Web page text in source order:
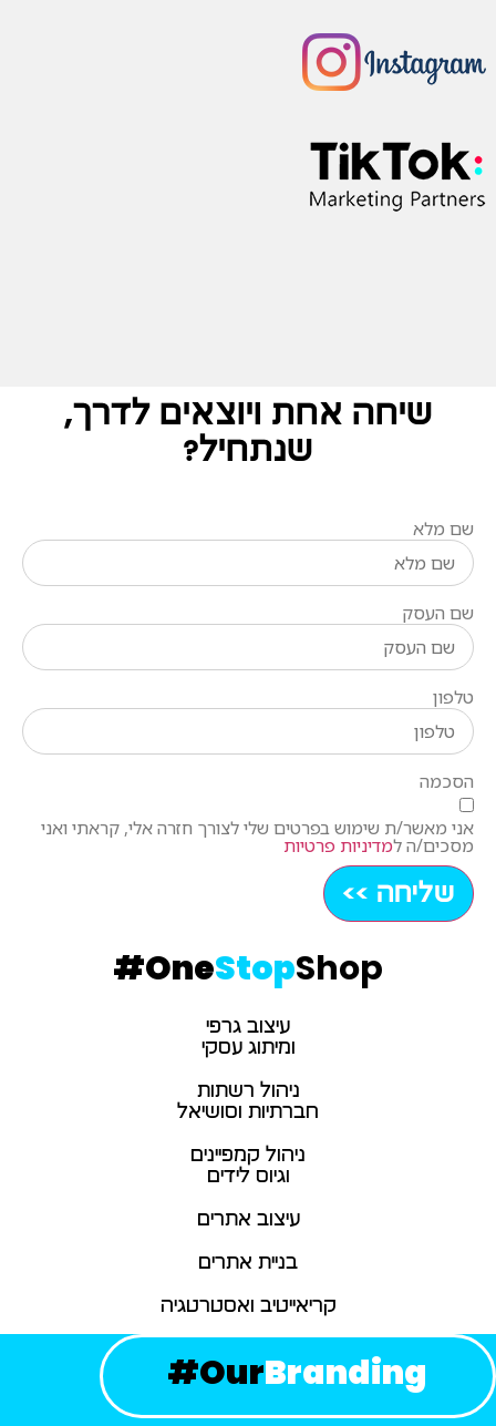
שיחה אחת ויוצאים לדרך,
שנתחיל?
שם מלא
שם העסק
טלפון
הסכמה
אני מאשר/ת שימוש בפרטים שלי לצורך חזרה אלי, קראתי ואני
מסכים/ה למדיניות פרטיות
שליחה >>
OneStopShop
#
עיצוב גרפי
ומיתוג עסקי
ניהול רשתות
חברתיות וסושיאל
ניהול קמפיינים
וגיוס לידים
עיצוב אתרים
בניית אתרים
קריאייטיב ואסטרטגיה
OurBranding
#